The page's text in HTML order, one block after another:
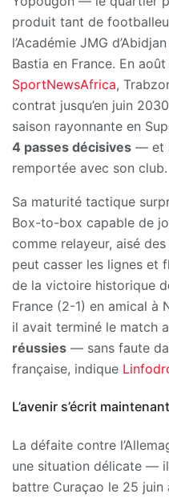
produit tant de
l’Académie JMG
Bastia en France. En
SportNewsAfrica,
contrat jusqu’en juin
saison rayonnante en
4 passes décisives — et
remportée avec son club.
Sa maturité tactique
Box-to-box capable de
comme relayeur, aisé
peut casser les lignes et
de la victoire historique
France (2-1) en amical à
il avait terminé le match
réussies — sans faute
française, indique
L’avenir s’écrit maintenant
La défaite contre
une situation délicate —
battre Curaçao le 25 juin